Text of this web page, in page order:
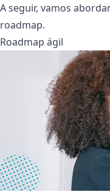
A seguir, vamos
roadmap.
Roadmap ágil